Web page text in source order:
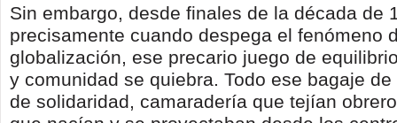
Sin embargo, desde finales de la década de
precisamente cuando despega el fenómeno
globalización, ese precario juego de
y comunidad se quiebra. Todo ese bagaje
de solidaridad, camaradería que tejían